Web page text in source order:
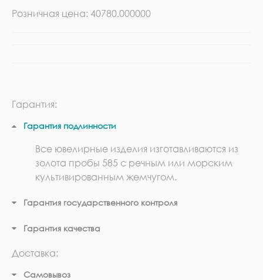
Розничная цена: 40780.000000
Гарантия:
Гарантия подлинности
Все ювелирные изделия изготавливаются из
золота пробы 585 с речным или морским
культивированным жемчугом.
Гарантия государственного контроля
Гарантия качества
Доставка:
Самовывоз